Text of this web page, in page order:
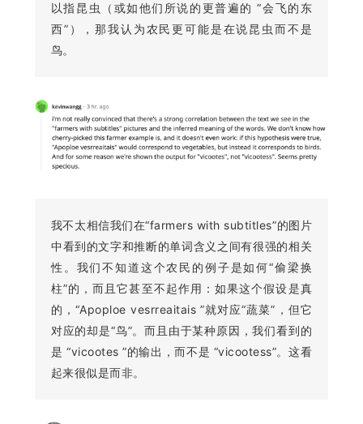
以指昆虫（或如他们所说的更普遍的 “会飞的东
西”），那我认为农民更可能是在说昆虫而不是
鸟。
我不太相信我们在“farmers with subtitles”的图片
中看到的文字和推断的单词含义之间有很强的相关
性。我们不知道这个农民的例子是如何“偷梁换
柱”的，而且它甚至不起作用：如果这个假设是真
的，“Apoploe vesrreaitais ”就对应“蔬菜”，但它
对应的却是“鸟”。而且由于某种原因，我们看到的
是 “vicootes ”的输出，而不是 “vicootess”。这看
起来很似是而非。